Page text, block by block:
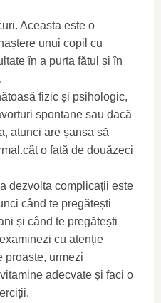
Aceasta este o
unui copil cu
în a purta fătul și în
fizic și psihologic,
spontane sau dacă
atunci are șansa să
o fată de douăzeci
dezvolta complicații este
când te pregătești
și când te pregătești
cu atenție
proaste, urmezi
adecvate și faci o